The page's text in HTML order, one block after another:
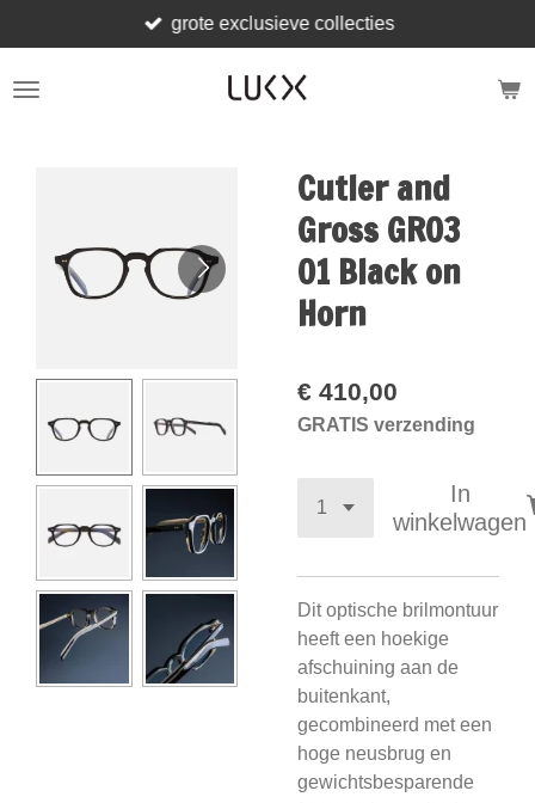
direct
naar
grote exclusieve collecties
Cutler and
Gross GR03
01 Black on
Horn
€ 410,00
GRATIS verzending
In
winkelwagen
Dit optische brilmontuur
heeft een hoekige
afschuining aan de
buitenkant,
gecombineerd met een
hoge neusbrug en
gewichtsbesparende